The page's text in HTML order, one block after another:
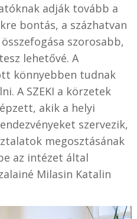
adják tovább a
bontás, a százhatvan
szorosabb,
lehetővé. A
könnyebben tudnak
A SZEKI a körzetek
akik a helyi
szervezik,
megosztásának
az intézet által
Milasin Katalin